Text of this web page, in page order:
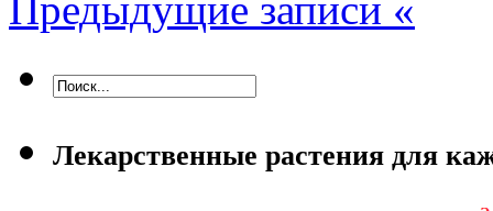
Лекарственные растения для